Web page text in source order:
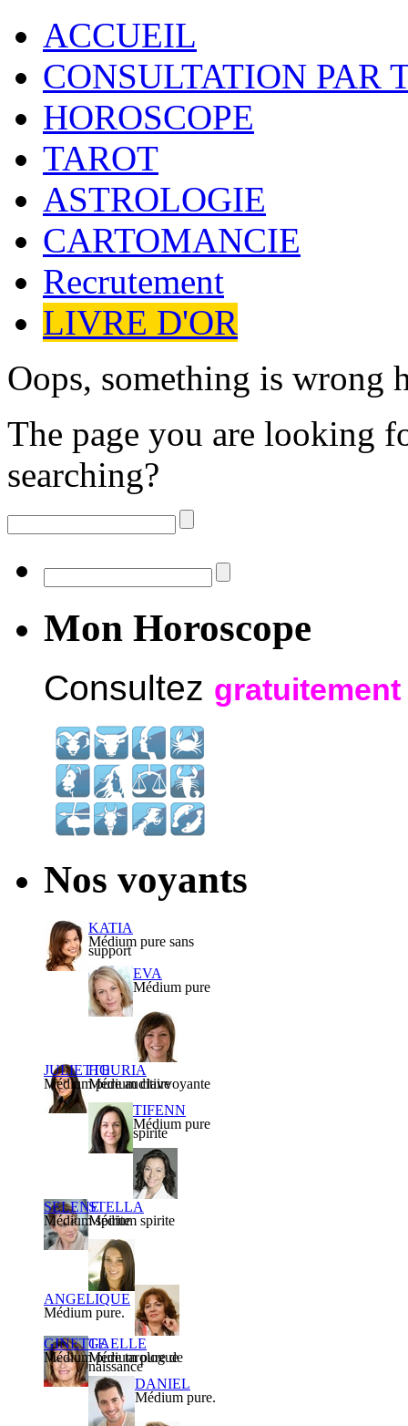
ACCUEIL
CONSULTATION PAR
HOROSCOPE
TAROT
ASTROLOGIE
CARTOMANCIE
Recrutement
LIVRE D'OR
Oops, something is wrong
The page you are looking
searching?
Mon Horoscope
Consultez gratuitement
Nos voyants
KATIA
Médium pure sans
support
EVA
Médium pure
JULIETTE
Médium pure auditive
HOURIA
Médium clairvoyante
TIFENN
Médium pure
spirite
SELENE
Médium spirite
STELLA
Médium spirite
ANGELIQUE
Médium pure.
GINETTE
Médium pure tarologue
GAELLE
Médium pure de
naissance
DANIEL
Médium pure.